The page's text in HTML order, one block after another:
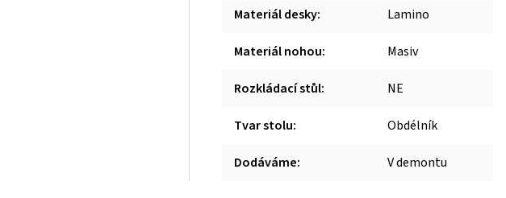
Materiál desky: Lamino
Materiál nohou: Masiv
Rozkládací stůl: NE
Tvar stolu: Obdélník
Dodáváme: V demontu